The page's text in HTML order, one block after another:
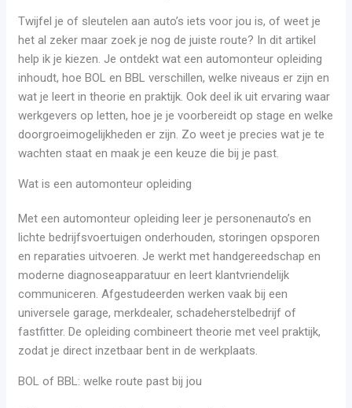
Twijfel je of sleutelen aan auto’s iets voor jou is, of weet je
het al zeker maar zoek je nog de juiste route? In dit artikel
help ik je kiezen. Je ontdekt wat een automonteur opleiding
inhoudt, hoe BOL en BBL verschillen, welke niveaus er zijn en
wat je leert in theorie en praktijk. Ook deel ik uit ervaring waar
werkgevers op letten, hoe je je voorbereidt op stage en welke
doorgroeimogelijkheden er zijn. Zo weet je precies wat je te
wachten staat en maak je een keuze die bij je past.
Wat is een automonteur opleiding
Met een automonteur opleiding leer je personenauto’s en
lichte bedrijfsvoertuigen onderhouden, storingen opsporen
en reparaties uitvoeren. Je werkt met handgereedschap en
moderne diagnoseapparatuur en leert klantvriendelijk
communiceren. Afgestudeerden werken vaak bij een
universele garage, merkdealer, schadeherstelbedrijf of
fastfitter. De opleiding combineert theorie met veel praktijk,
zodat je direct inzetbaar bent in de werkplaats.
BOL of BBL: welke route past bij jou